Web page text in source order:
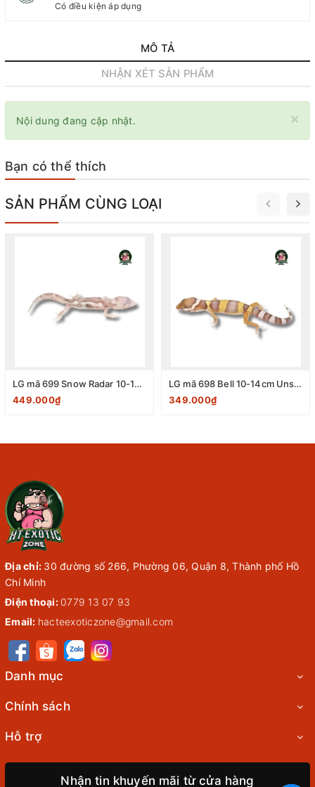
Có điều kiện áp dụng
MÔ TẢ
NHẬN XÉT SẢN PHẨM
×
Nội dung đang cập nhật.
Bạn có thể thích
SẢN PHẨM CÙNG LOẠI
LG mã 699 Snow Radar 10-14cm Unsex
449.000₫
LG mã 698 Bell 10-14cm Unsex
349.000₫
Địa chỉ: 30 đường số 266, Phường 06, Quận 8, Thành phố Hồ
Chí Minh
Điện thoại: 0779 13 07 93
Email: hacteexoticzone@gmail.com
Danh mục
Chính sách
Hỗ trợ
Nhận tin khuyến mãi từ cửa hàng